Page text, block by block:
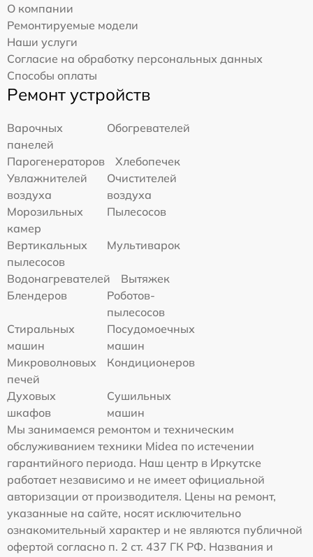
О компании
Ремонтируемые модели
Наши услуги
Согласие на обработку персональных данных
Способы оплаты
Ремонт устройств
Варочных
панелей
Обогревателей
Парогенераторов
Хлебопечек
Увлажнителей
воздуха
Очистителей
воздуха
Морозильных
камер
Пылесосов
Вертикальных
пылесосов
Мультиварок
Водонагревателей
Вытяжек
Блендеров
Роботов-
пылесосов
Стиральных
машин
Посудомоечных
машин
Микроволновых
печей
Кондиционеров
Духовых
шкафов
Сушильных
машин
Мы занимаемся ремонтом и техническим
обслуживанием техники Midea по истечении
гарантийного периода. Наш центр в Иркутске
работает независимо и не имеет официальной
авторизации от производителя. Цены на ремонт,
указанные на сайте, носят исключительно
ознакомительный характер и не являются публичной
офертой согласно п. 2 ст. 437 ГК РФ. Названия и